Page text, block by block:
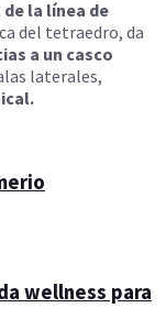
la línea de
del tetraedro, da
a un casco
laterales,
wellness para